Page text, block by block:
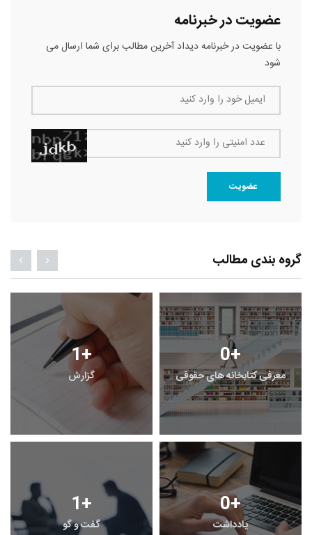
عضویت در خبرنامه
با عضویت در خبرنامه دیداد آخرین مطالب برای شما ارسال می
شود
ایمیل خود را وارد کنید
عدد امنیتی را وارد کنید
عضویت
گروه بندی مطالب
1+
گزارش
0+
معرفی کتابخانه های حقوقی
1+
گفت و گو
0+
یادداشت